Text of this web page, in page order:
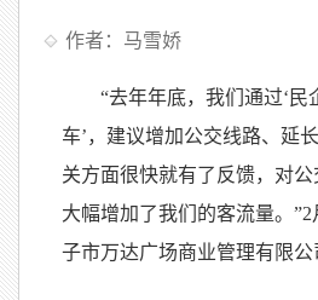
作者：马雪娇
“去年年底，我们通过‘民
车’，建议增加公交线路、延
关方面很快就有了反馈，对公
大幅增加了我们的客流量。
子市万达广场商业管理有限公